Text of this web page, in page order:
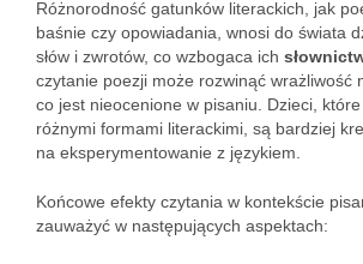
Różnorodność gatunków literackich, jak
baśnie czy opowiadania, wnosi do świata
słów i zwrotów, co wzbogaca ich
czytanie poezji może rozwinąć wrażliwość
co jest nieocenione w pisaniu. Dzieci,
różnymi formami literackimi, są bardziej
na eksperymentowanie z językiem.
Końcowe efekty czytania w kontekście
zauważyć w następujących aspektach: